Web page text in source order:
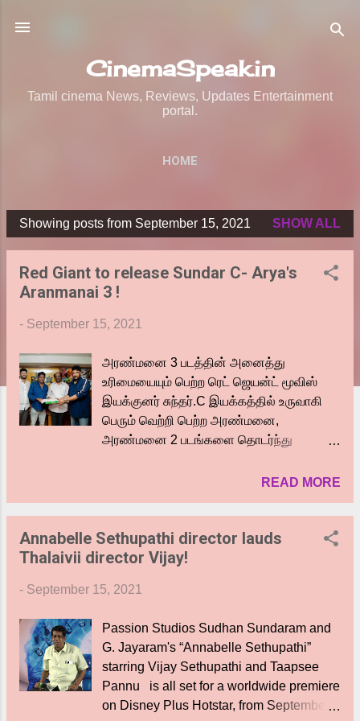
CinemaSpeak.in
Tamil cinema News, Reviews, Updates Entertainment
portal.
HOME
P
Showing posts from September 15, 2021 SHOW ALL
Red Giant to release Sundar C- Arya's
Aranmanai 3 !
- September 15, 2021
அரண்மனை 3 படத்தின் அனைத்து
உரிமையையும் பெற்ற ரெட் ஜெயன்ட் மூவிஸ்
இயக்குனர் சுந்தர்.C இயக்கத்தில் உருவாகி
பெரும் வெற்றி பெற்ற அரண்மனை,
அரண்மனை 2 படங்களை தொடர்ந்து
தற்போது அரண்மனை 3 படத்தின் அனைத்து
ஜெயன்ட் மூவிஸ் நிறுவனம் பெற்றுள்ளது.
இன்று இதற்கான ஒப்பந்தம் கையெழுத்தான
போது இயக்குனர் சுந்தர்.C, ரெட் ஜெயன்ட்
M.செண்பகமூர்த்தி, கலைஞர்
ஜெயன்ட் மூவிஸ் விநியோக நிர்வாகி C.ராஜா,
Benzz Media CEO R.மதன்குமார் ஆகியோர்
இருந்தனர். அரண்மனை 3 அக்டோபர் 14
அன்று வெளியாகும் என அதிகாரப்பூர்வமாக
அறிவிக்கப்பட்டுள்ளது. ஆர்யா, ராஷி
READ MORE
Annabelle Sethupathi director lauds
Thalaivii director Vijay!
- September 15, 2021
Passion Studios Sudhan Sundaram and
G. Jayaram's “Annabelle Sethupathi”
starring Vijay Sethupathi and Taapsee
Pannu is all set for a worldwide premiere
on Disney Plus Hotstar, from September